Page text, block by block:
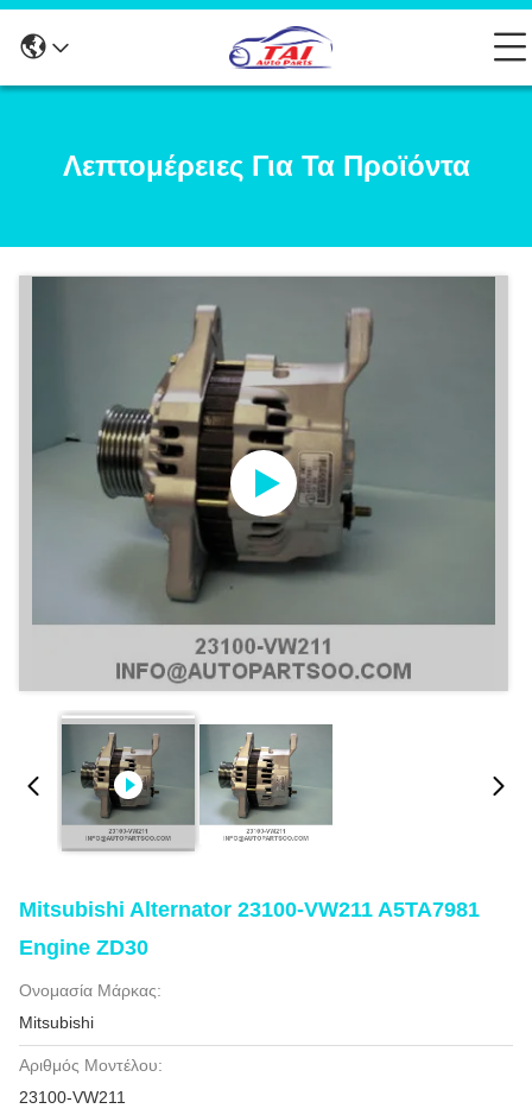
Λεπτομέρειες Για Τα Προϊόντα
Mitsubishi Alternator 23100-VW211 A5TA7981
Engine ZD30
Ονομασία Μάρκας:
Mitsubishi
Αριθμός Μοντέλου:
23100-VW211